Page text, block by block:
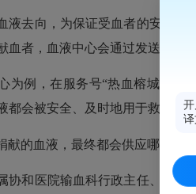
液去向，为保证受血者的安全
血者，血液中心会通过发送短信
为例，在服务号“热血榕城”，
都会被安全、及时地用于救治患
献的血液，最终都会供应哪些病人
协和医院输血科行政主任、主
译